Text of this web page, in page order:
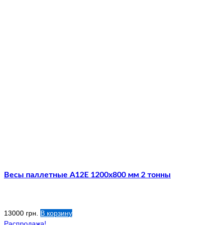
Весы паллетные А12E 1200х800 мм 2 тонны
13000 грн.
В корзину